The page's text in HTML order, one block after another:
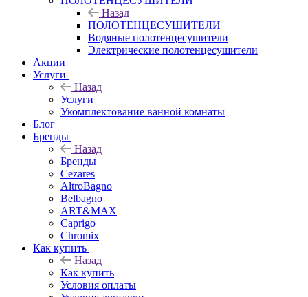
Назад
ПОЛОТЕНЦЕСУШИТЕЛИ
Водяные полотенцесушители
Электрические полотенцесушители
Акции
Услуги
Назад
Услуги
Укомплектование ванной комнаты
Блог
Бренды
Назад
Бренды
Cezares
AltroBagno
Belbagno
ART&MAX
Caprigo
Chromix
Как купить
Назад
Как купить
Условия оплаты